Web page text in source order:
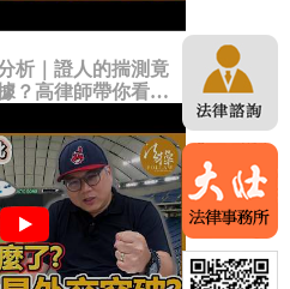
析｜證人的揣測竟
？高律師帶你看未